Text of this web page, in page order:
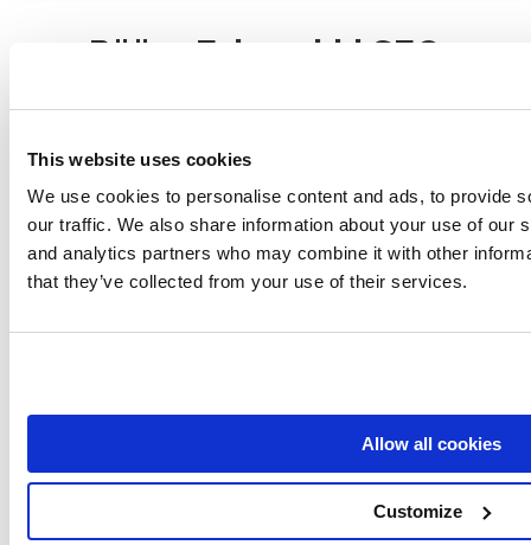
This website uses cookies
We use cookies to personalise content and ads, to provide
our traffic. We also share information about your use of our
and analytics partners who may combine it with other
that they’ve collected from your use of their services.
Allow all cookies
Customize
Pääsy Esimerkki SEO
GAP-analyysi
SEO.London tarkisti 35 verkkosivustoa ja yli 150
000 avainsanaa. Yli 5 miljoonan datapisteen
tulos esitetään alla.
Open Data Studio